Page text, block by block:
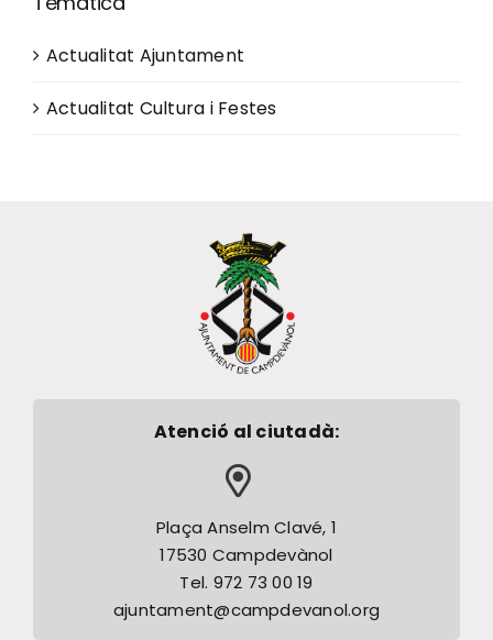
Municipi
Actualitat Ajuntament
Actualitat Cultura i Festes
Atenció al ciutadà:
Plaça Anselm Clavé, 1
17530 Campdevànol
Tel. 972 73 00 19
ajuntament@campdevanol.org